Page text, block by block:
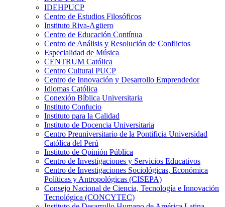
IDEHPUCP
Centro de Estudios Filosóficos
Instituto Riva-Agüero
Centro de Educación Contínua
Centro de Análisis y Resolución de Conflictos
Especialidad de Música
CENTRUM Católica
Centro Cultural PUCP
Centro de Innovación y Desarrollo Emprendedor
Idiomas Católica
Conexión Bíblica Universitaria
Instituto Confucio
Instituto para la Calidad
Instituto de Docencia Universitaria
Centro Preuniversitario de la Pontificia Universidad
Católica del Perú
Instituto de Opinión Pública
Centro de Investigaciones y Servicios Educativos
Centro de Investigaciones Sociológicas, Económica
Políticas y Antropológicas (CISEPA)
Consejo Nacional de Ciencia, Tecnología e Innovación
Tecnológica (CONCYTEC)